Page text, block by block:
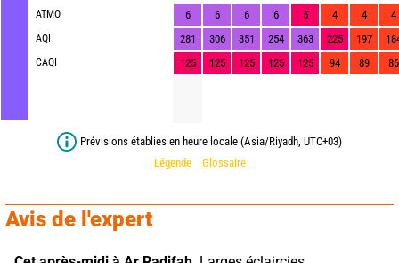
ATMO
AQI
CAQI
6 6 6 6 5 4 4
4
281
306 351 254 363 225 197
125
125 125 125 125 94 89 86
Prévisions établies en heure locale (Asia/Riyadh, UTC+03)
Légende
Glossaire
Avis de l'expert